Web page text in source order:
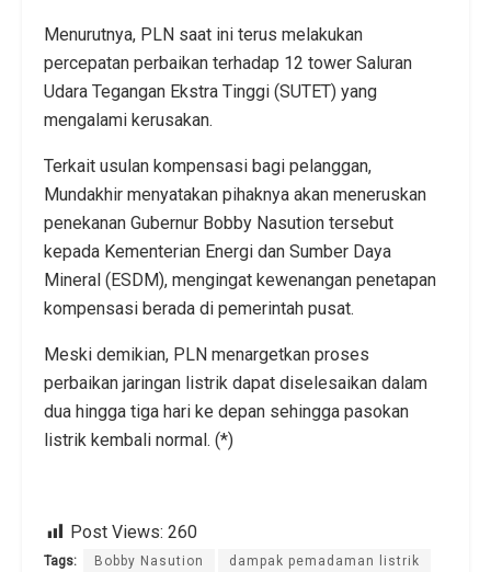
Menurutnya, PLN saat ini terus melakukan
percepatan perbaikan terhadap 12 tower Saluran
Udara Tegangan Ekstra Tinggi (SUTET) yang
mengalami kerusakan.
Terkait usulan kompensasi bagi pelanggan,
Mundakhir menyatakan pihaknya akan meneruskan
penekanan Gubernur Bobby Nasution tersebut
kepada Kementerian Energi dan Sumber Daya
Mineral (ESDM), mengingat kewenangan penetapan
kompensasi berada di pemerintah pusat.
Meski demikian, PLN menargetkan proses
perbaikan jaringan listrik dapat diselesaikan dalam
dua hingga tiga hari ke depan sehingga pasokan
listrik kembali normal. (*)
Post Views: 260
Tags: Bobby Nasution dampak pemadaman listrik